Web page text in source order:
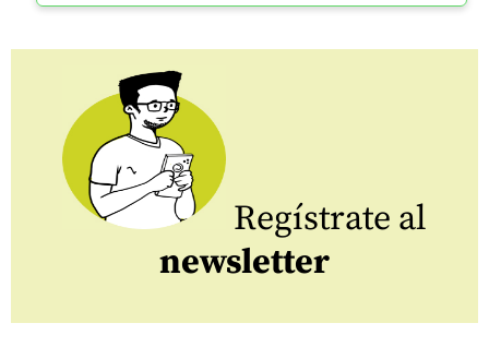
Regístrate al
newsletter